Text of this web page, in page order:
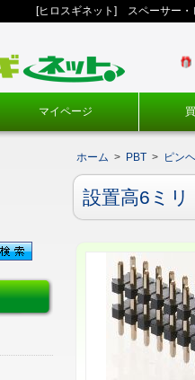
[ヒロスギネット] スペーサー・
マイページ
ホーム > PBT > ピン
設置高6ミリ